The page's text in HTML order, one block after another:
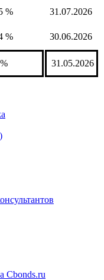
%
31.07.2026
% 30.06.2026
31.05.2026
Cbonds.ru